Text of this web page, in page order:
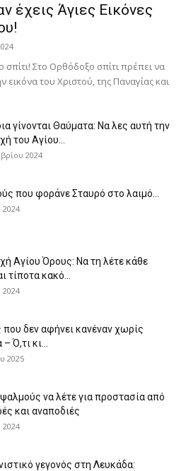
έχεις Άγιες Εικόνες
Στο Ορθόδοξο σπίτι πρέπει να
εικόνα του Χριστού, της Παν­αγίας και
γίνονται Θαύματα: Να λες αυτή την
του Αγίου...
2024
που φοράνε Σταυρό στο λαιμό…
2024
Αγίου Όρους: Να τη λέτε κάθε
τίποτα κακό...
2024
που δεν αφήνει κανέναν χωρίς
Ό,τι κι...
2025
να λέτε για προστασία από
και αναποδιές
γεγονός στη Λευκάδα: